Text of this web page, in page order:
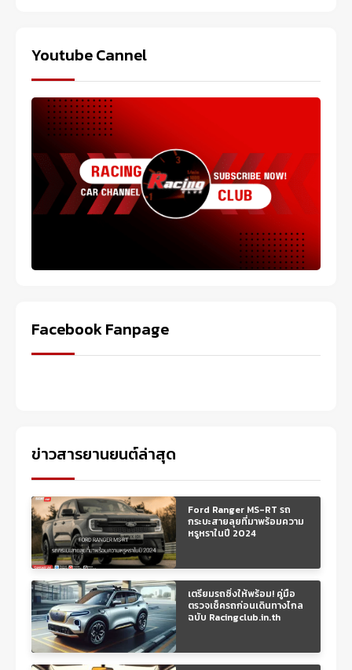
Youtube Cannel
Facebook Fanpage
ข่าวสารยานยนต์ล่าสุด
Ford Ranger MS-RT รถ
กระบะสายลุยที่มาพร้อมความ
หรูหราในปี 2024
เตรียมรถซิ่งให้พร้อม! คู่มือ
ตรวจเช็ครถก่อนเดินทางไกล
ฉบับ Racingclub.in.th